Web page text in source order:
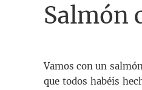
Salmón
Vamos con un
que todos habéis